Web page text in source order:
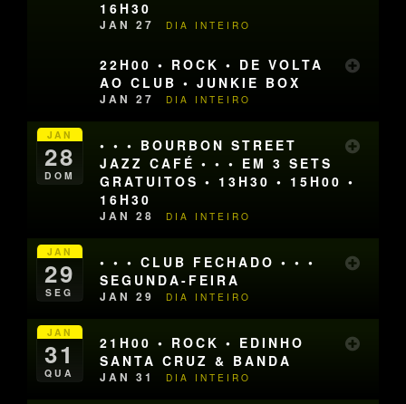
16H30
JAN 27 DIA INTEIRO
22H00 • ROCK • DE VOLTA
AO CLUB • JUNKIE BOX
JAN 27 DIA INTEIRO
JAN
28
DOM
• • • BOURBON STREET
JAZZ CAFÉ • • • EM 3 SETS
GRATUITOS • 13H30 • 15H00 •
16H30
JAN 28 DIA INTEIRO
JAN
29
SEG
• • • CLUB FECHADO • • •
SEGUNDA-FEIRA
JAN 29 DIA INTEIRO
JAN
31
QUA
21H00 • ROCK • EDINHO
SANTA CRUZ & BANDA
JAN 31 DIA INTEIRO